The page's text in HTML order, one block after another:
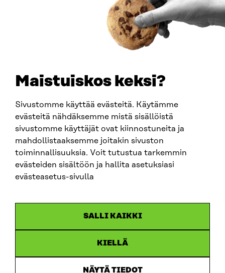
Maistuiskos keksi?
Sivustomme käyttää evästeitä. Käytämme
evästeitä nähdäksemme mistä sisällöistä
sivustomme käyttäjät ovat kiinnostuneita ja
mahdollistaaksemme joitakin sivuston
toiminnallisuuksia. Voit tutustua tarkemmin
evästeiden sisältöön ja hallita asetuksiasi
evästeasetus-sivulla
SALLI KAIKKI
KIELLÄ
NÄYTÄ TIEDOT
SITRA SOSIAALISESSA MEDIASSA
LinkedIn
Instagram
YouTube